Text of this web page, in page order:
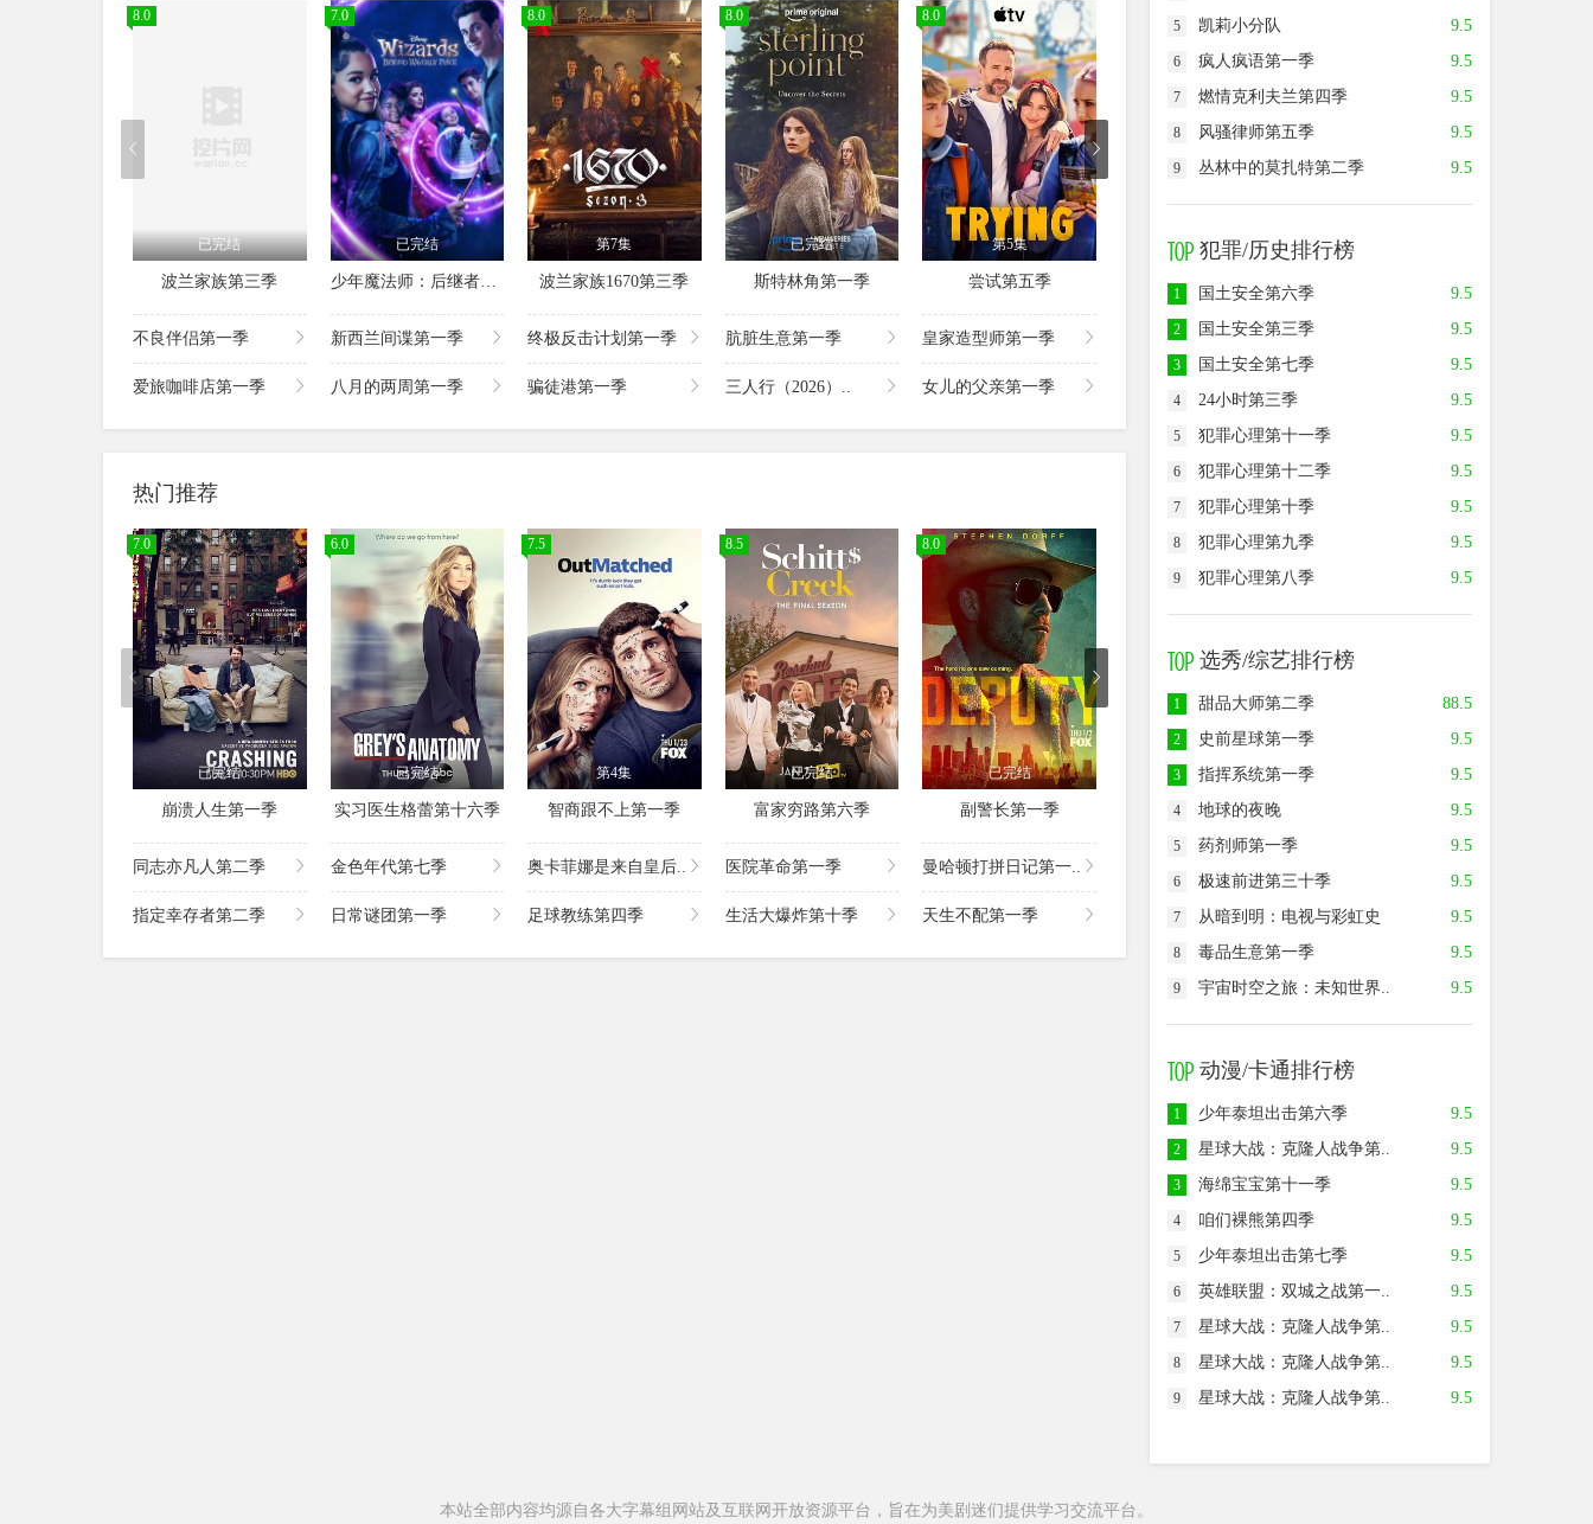
8.0
已完结
波兰家族第三季
7.0
已完结
少年魔法师：后继者第三季
8.0
第7集
波兰家族1670第三季
8.0
已完结
斯特林角第一季
8.0
第5集
尝试第五季
第1集
足球教练第四季
不良伴侣第一季 新西兰间谍第一季 终极反击计划第一季 肮脏生意第一季 皇家造型师第一季
爱旅咖啡店第一季 八月的两周第一季 骗徒港第一季 三人行（2026）.. 女儿的父亲第一季
热门推荐
7.0
已完结
崩溃人生第一季
6.0
已完结
实习医生格蕾第十六季
7.5
第4集
智商跟不上第一季
8.5
已完结
富家穷路第六季
8.0
已完结
副警长第一季
已完结
命运航班第二季 天堂岛疑云第九季
同志亦凡人第二季 金色年代第七季 奥卡菲娜是来自皇后.. 医院革命第一季 曼哈顿打拼日记第一..
指定幸存者第二季 日常谜团第一季 足球教练第四季 生活大爆炸第十季 天生不配第一季
9.5
5
凯莉小分队
9.5
6
疯人疯语第一季
9.5
7
燃情克利夫兰第四季
9.5
8
风骚律师第五季
9.5
9 丛林中的莫扎特第二季
犯罪/历史排行榜
9.5
1
国土安全第六季
9.5
2
国土安全第三季
9.5
3
国土安全第七季
9.5
4
24小时第三季
9.5
5
犯罪心理第十一季
9.5
6
犯罪心理第十二季
9.5
7
犯罪心理第十季
9.5
8
犯罪心理第九季
9.5
9 犯罪心理第八季
选秀/综艺排行榜
88.5
1
甜品大师第二季
9.5
2
史前星球第一季
9.5
3
指挥系统第一季
9.5
4
地球的夜晚
9.5
5
药剂师第一季
9.5
6
极速前进第三十季
9.5
7
从暗到明：电视与彩虹史
9.5
8
毒品生意第一季
9.5
9 宇宙时空之旅：未知世界..
动漫/卡通排行榜
9.5
1
少年泰坦出击第六季
9.5
2
星球大战：克隆人战争第..
9.5
3
海绵宝宝第十一季
9.5
4
咱们裸熊第四季
9.5
5
少年泰坦出击第七季
9.5
6
英雄联盟：双城之战第一..
9.5
7
星球大战：克隆人战争第..
9.5
8
星球大战：克隆人战争第..
9.5
9 星球大战：克隆人战争第..
本站全部内容均源自各大字幕组网站及互联网开放资源平台，旨在为美剧迷们提供学习交流平台。